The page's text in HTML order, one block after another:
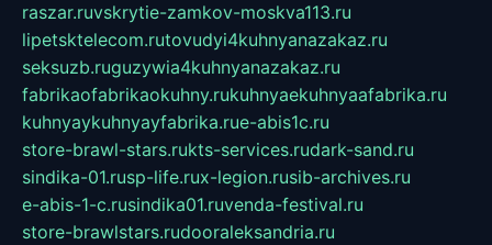
raszar.ruvskrytie-zamkov-moskva113.ru
lipetsktelecom.rutovudyi4kuhnyanazakaz.ru
seksuzb.ruguzywia4kuhnyanazakaz.ru
fabrikaofabrikaokuhny.rukuhnyaekuhnyaafabrika.ru
kuhnyaykuhnyayfabrika.rue-abis1c.ru
store-brawl-stars.rukts-services.rudark-sand.ru
sindika-01.rusp-life.rux-legion.rusib-archives.ru
e-abis-1-c.rusindika01.ruvenda-festival.ru
store-brawlstars.rudooraleksandria.ru